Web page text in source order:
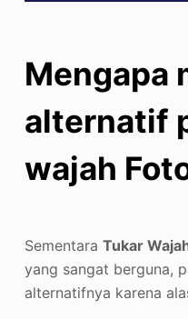
Mengapa
alternatif
wajah
Sementara Tukar
yang sangat berguna,
alternatifnya karena